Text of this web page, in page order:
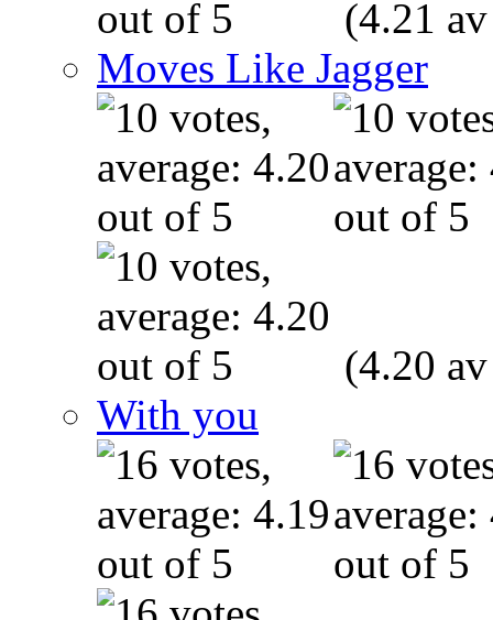
(4.21
Moves Like Jagger
(4.20
With you